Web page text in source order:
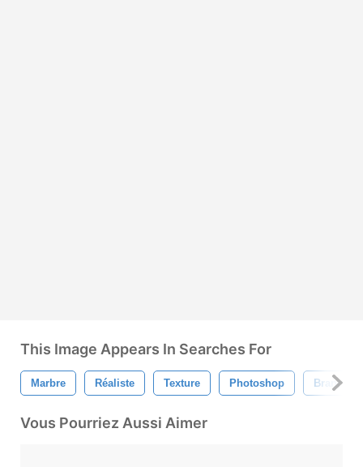
This Image Appears In Searches For
Marbre Réaliste Texture Photoshop Branché
Vous Pourriez Aussi Aimer